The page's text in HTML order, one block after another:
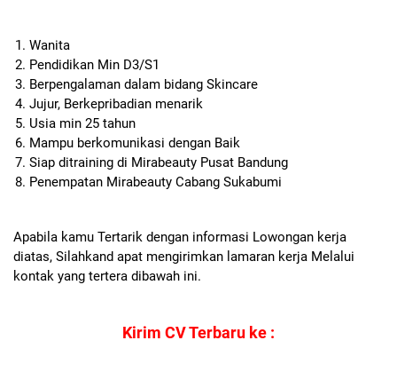
Wanita
Pendidikan Min D3/S1
Berpengalaman dalam bidang Skincare
Jujur, Berkepribadian menarik
Usia min 25 tahun
Mampu berkomunikasi dengan Baik
Siap ditraining di Mirabeauty Pusat Bandung
Penempatan Mirabeauty Cabang Sukabumi
Apabila kamu Tertarik dengan informasi Lowongan kerja
diatas, Silahkand apat mengirimkan lamaran kerja Melalui
kontak yang tertera dibawah ini.
Kirim CV Terbaru ke :